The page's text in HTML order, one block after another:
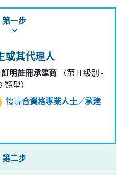
第一步
或其代理人
訂明註冊承建商（第 II 級別 -
類型）
搜尋合資格專業人士／承建
第二步